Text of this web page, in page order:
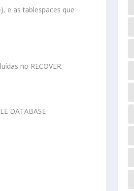
e as tablespaces que
no RECOVER.
DATABASE